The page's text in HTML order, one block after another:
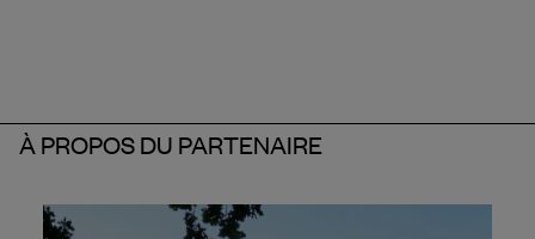
À PROPOS DU PARTENAIRE